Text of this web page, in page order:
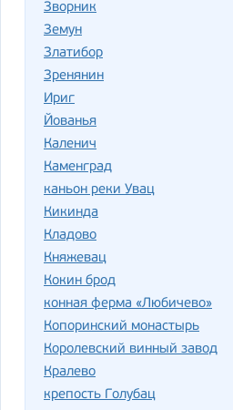
Зворник
Земун
Златибор
Зренянин
Ириг
Йованья
Каленич
Каменград
каньон реки Увац
Кикинда
Кладово
Княжевац
Кокин брод
конная ферма «Любичево»
Копоринский монастырь
Королевский винный завод
Кралево
крепость Голубац